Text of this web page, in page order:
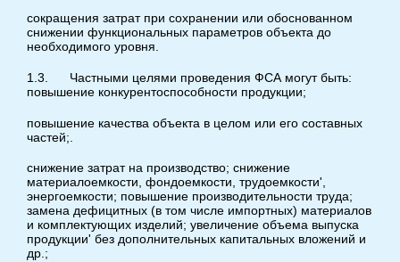
сокращения затрат при сохранении или обоснованном
снижении функциональных параметров объекта до
необходимого уровня.
1.3. Частными целями проведения ФСА могут быть:
повышение конкурентоспособности продукции;
повышение качества объекта в целом или его составных
частей;.
снижение затрат на производство; снижение
материалоемкости, фондоемкости, трудоемкости',
энергоемкости; повышение производительности труда;
замена дефицитных (в том числе импортных) материалов
и комплектующих изделий; увеличение объема выпуска
продукции' без дополнительных капитальных вложений и
др.;